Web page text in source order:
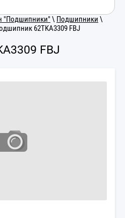
"Подшипники" \ Подшипники \
62TKA3309 FBJ
FBJ